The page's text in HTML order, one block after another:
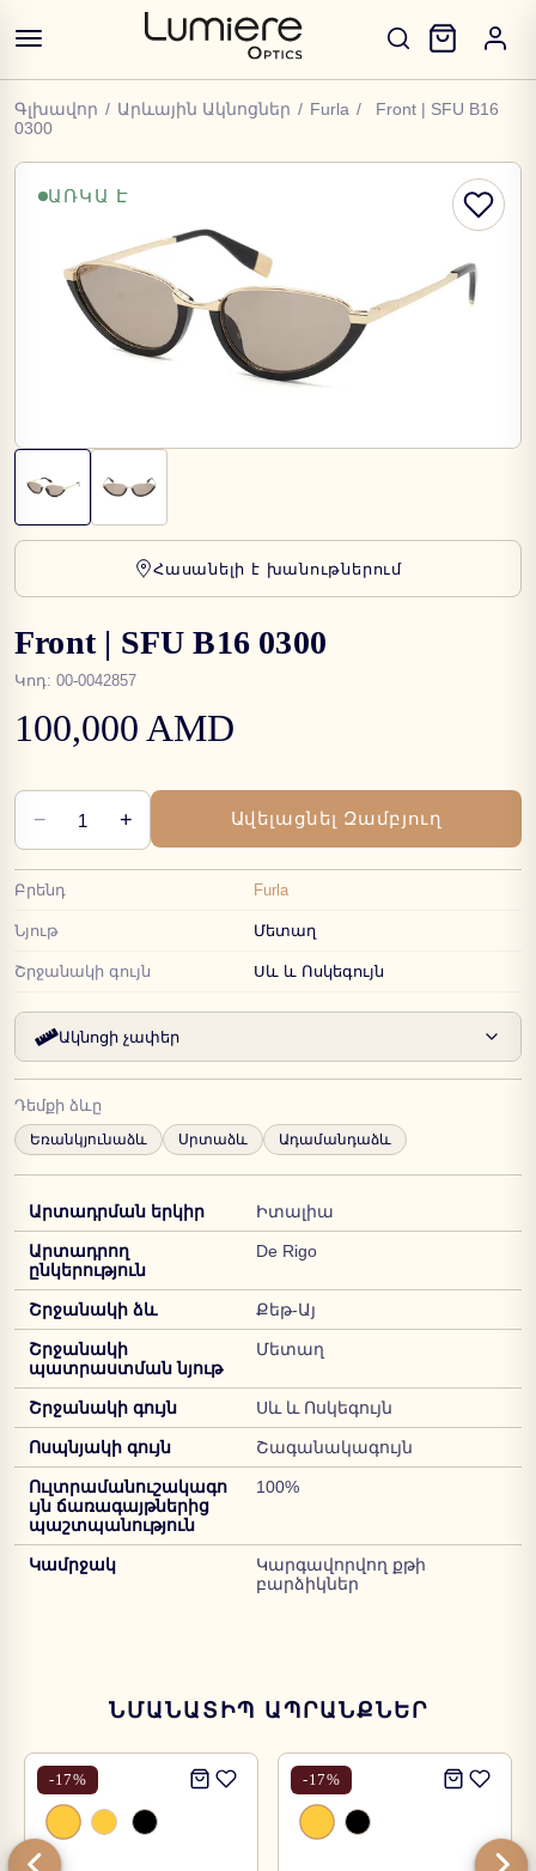
Գլխավոր / Արևային Ակնոցներ / Furla /
Front | SFU B16
0300
ԱՌԿԱ Է
Հասանելի է խանութներում
Front | SFU B16 0300
Կոդ: 00-0042857
100,000 AMD
− 1 + Ավելացնել Զամբյուղ
Բրենդ Furla
Նյութ Մետաղ
Շրջանակի գույն Սև և Ոսկեգույն
Ակնոցի չափեր
Դեմքի ձևը
Եռանկյունաձև Սրտաձև Ադամանդաձև
Արտադրման երկիր Իտալիա
Արտադրող
ընկերություն
De Rigo
Շրջանակի ձև Քեթ-Այ
Շրջանակի
պատրաստման նյութ
Մետաղ
Շրջանակի գույն Սև և Ոսկեգույն
Ոսպնյակի գույն Շագանակագույն
Ուլտրամանուշակագո
ւյն ճառագայթներից
պաշտպանություն
100%
Կամրջակ
Կարգավորվող քթի
բարձիկներ
ՆՄԱՆԱՏԻՊ ԱՊՐԱՆՔՆԵՐ
-17% -17%